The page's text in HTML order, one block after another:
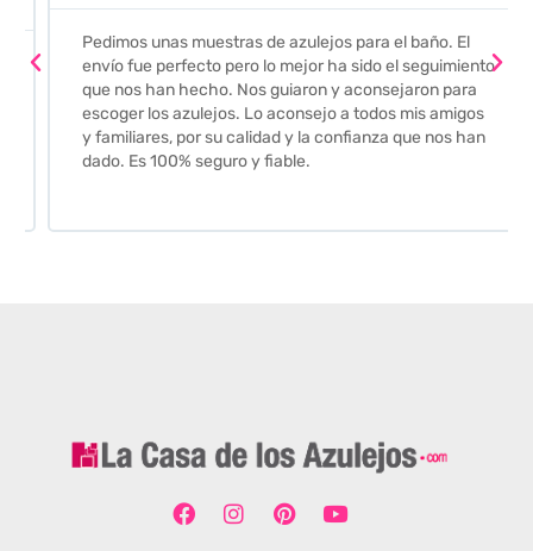
Pedimos unas muestras de azulejos para el baño. El
envío fue perfecto pero lo mejor ha sido el seguimiento
que nos han hecho. Nos guiaron y aconsejaron para
escoger los azulejos. Lo aconsejo a todos mis amigos
y familiares, por su calidad y la confianza que nos han
dado. Es 100% seguro y fiable.